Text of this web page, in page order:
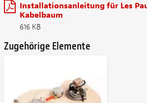
Installationsanleitung für Les
Kabelbaum
616 KB
Zugehörige Elemente